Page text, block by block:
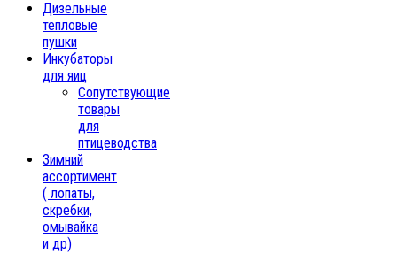
Дизельные
тепловые
пушки
Инкубаторы
для яиц
Сопутствующие
товары
для
птицеводства
Зимний
ассортимент
( лопаты,
скребки,
омывайка
и др)